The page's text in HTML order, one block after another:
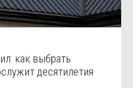
как выбрать
десятилетия